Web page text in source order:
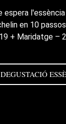
espera
en 10
+ Maridatge –